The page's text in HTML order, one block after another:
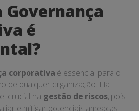
Governança
é
corporativa é essencial para o
de qualquer organização. Ela
crucial na gestão de riscos, pois
e mitigar potenciais ameaças